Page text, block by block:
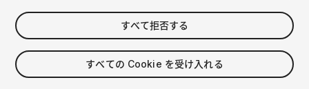
$49.99
シート 1
すべて拒否する
すべての Cookie を受け入れる